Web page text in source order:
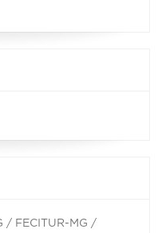
/ FECITUR-MG /